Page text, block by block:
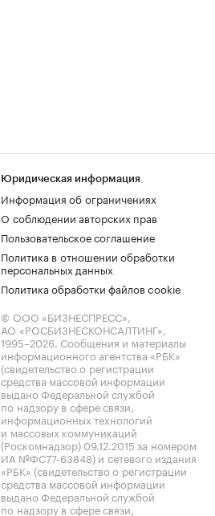
Юридическая информация
Информация об ограничениях
О соблюдении авторских прав
Пользовательское соглашение
Политика в отношении обработки
персональных данных
Политика обработки файлов cookie
© ООО «БИЗНЕСПРЕСС»,
АО «РОСБИЗНЕСКОНСАЛТИНГ»,
1995–2026. Сообщения и материалы
информационного агентства «РБК»
(свидетельство о регистрации
средства массовой информации
выдано Федеральной службой
по надзору в сфере связи,
информационных технологий
и массовых коммуникаций
(Роскомнадзор) 09.12.2015 за номером
ИА №ФС77-63848) и сетевого издания
«РБК» (свидетельство о регистрации
средства массовой информации
выдано Федеральной службой
по надзору в сфере связи,